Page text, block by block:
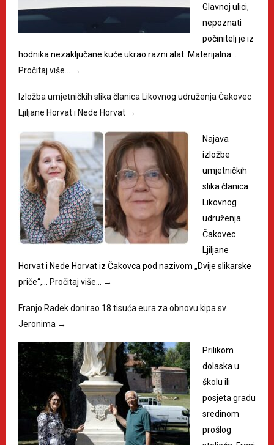
Glavnoj ulici,
nepoznati
počinitelj je iz
hodnika nezaključane kuće ukrao razni alat. Materijalna…
Pročitaj više… →
Izložba umjetničkih slika članica Likovnog udruženja Čakovec
Ljiljane Horvat i Nede Horvat →
Najava
izložbe
umjetničkih
slika članica
Likovnog
udruženja
Čakovec
Ljiljane
Horvat i Nede Horvat iz Čakovca pod nazivom „Dvije slikarske
priče“,… Pročitaj više… →
Franjo Radek donirao 18 tisuća eura za obnovu kipa sv.
Jeronima →
Prilikom
dolaska u
školu ili
posjeta gradu
sredinom
prošlog